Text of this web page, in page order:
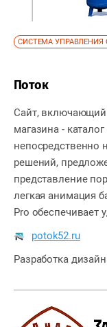
СИСТЕМА УПРАВЛЕНИЯ
Поток
Сайт, включающий
магазина -
непосредственно
решений,
представление
легкая анимация
Pro обеспечивает
potok52.ru
Разработка